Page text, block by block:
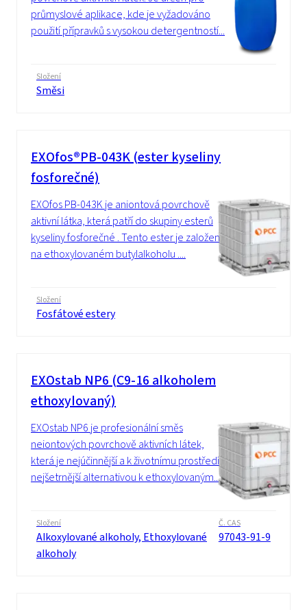
průmyslové aplikace, kde je vyžadováno
použití přípravků s vysokou detergentností...
Složení
Směsi
EXOfos®PB-043K (ester kyseliny
fosforečné)
EXOfos PB-043K je aniontová povrchově
aktivní látka, která patří do skupiny esterů
kyseliny fosforečné . Tento ester je založen
na ethoxylovaném butylalkoholu ....
Složení
Fosfátové estery
EXOstab NP6 (C9-16 alkoholem
ethoxylovaný)
EXOstab NP6 je profesionální směs
neiontových povrchově aktivních látek,
která je nejúčinnější a k životnímu prostředí
nejšetrnější alternativou k ethoxylovaným...
Složení
Alkoxylované alkoholy, Ethoxylované
alkoholy
Č. CAS
97043-91-9